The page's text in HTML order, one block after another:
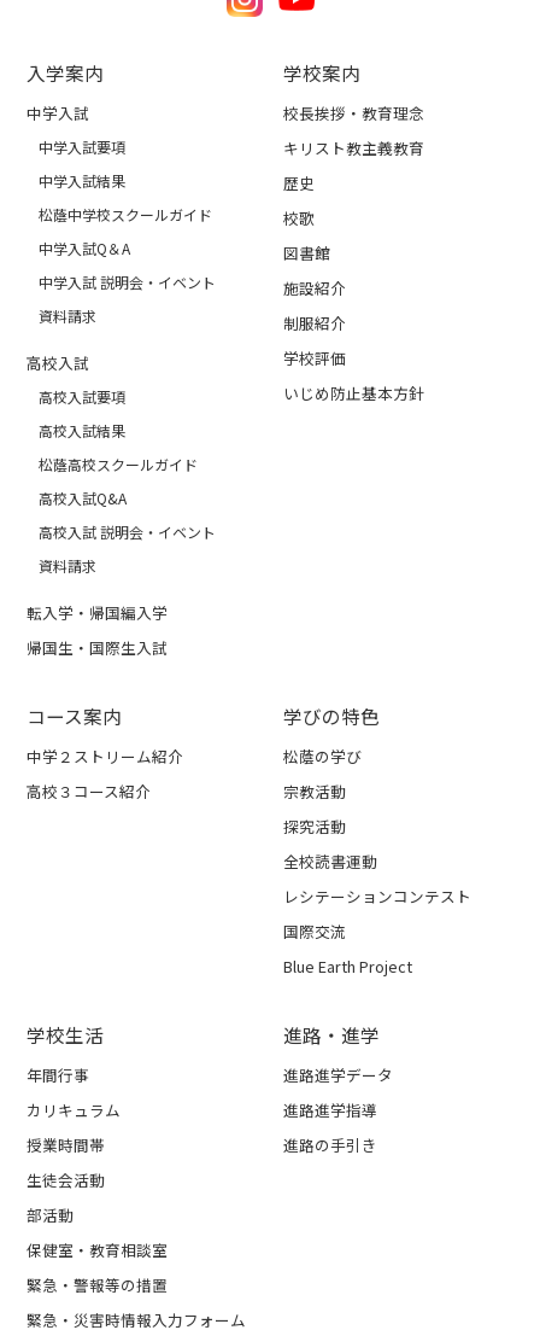
入学案内
中学入試
中学入試要項
中学入試結果
松蔭中学校スクールガイド
中学入試Q＆A
中学入試 説明会・イベント
資料請求
高校入試
高校入試要項
高校入試結果
松蔭高校スクールガイド
高校入試Q&A
高校入試 説明会・イベント
資料請求
転入学・帰国編入学
帰国生・国際生入試
学校案内
校長挨拶・教育理念
キリスト教主義教育
歴史
校歌
図書館
施設紹介
制服紹介
学校評価
いじめ防止基本方針
コース案内
中学２ストリーム紹介
高校３コース紹介
学びの特色
松蔭の学び
宗教活動
探究活動
全校読書運動
レシテーションコンテスト
国際交流
Blue Earth Project
学校生活
年間行事
カリキュラム
授業時間帯
生徒会活動
部活動
保健室・教育相談室
緊急・警報等の措置
緊急・災害時情報入力フォーム
進路・進学
進路進学データ
進路進学指導
進路の手引き